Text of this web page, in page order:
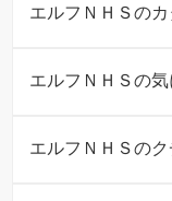
エルフＮＨＳの
エルフＮＨＳの
エルフＮＨＳの